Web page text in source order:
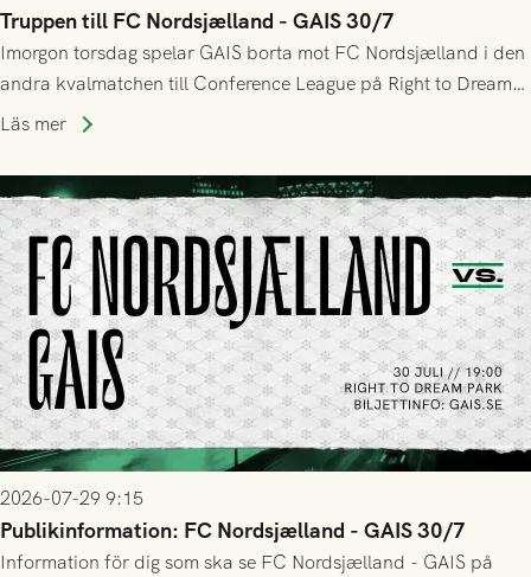
Truppen till FC Nordsjælland - GAIS 30/7
Imorgon torsdag spelar GAIS borta mot FC Nordsjælland i den
andra kvalmatchen till Conference League på Right to Dream
Park! Fredrik Holmberg och ledarstaben har tagit ut följande
Läs mer
2026-07-29 9:15
Publikinformation: FC Nordsjælland - GAIS 30/7
Information för dig som ska se FC Nordsjælland - GAIS på